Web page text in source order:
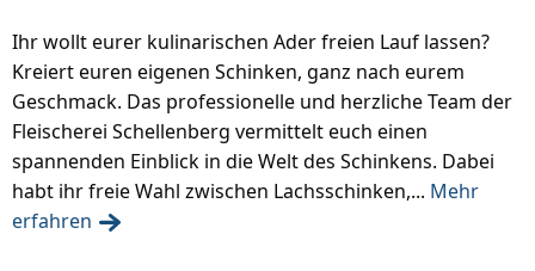
Ihr wollt eurer kulinarischen Ader freien Lauf lassen?
Kreiert euren eigenen Schinken, ganz nach eurem
Geschmack. Das professionelle und herzliche Team der
Fleischerei Schellenberg vermittelt euch einen
spannenden Einblick in die Welt des Schinkens. Dabei
habt ihr freie Wahl zwischen Lachsschinken,... Mehr
erfahren